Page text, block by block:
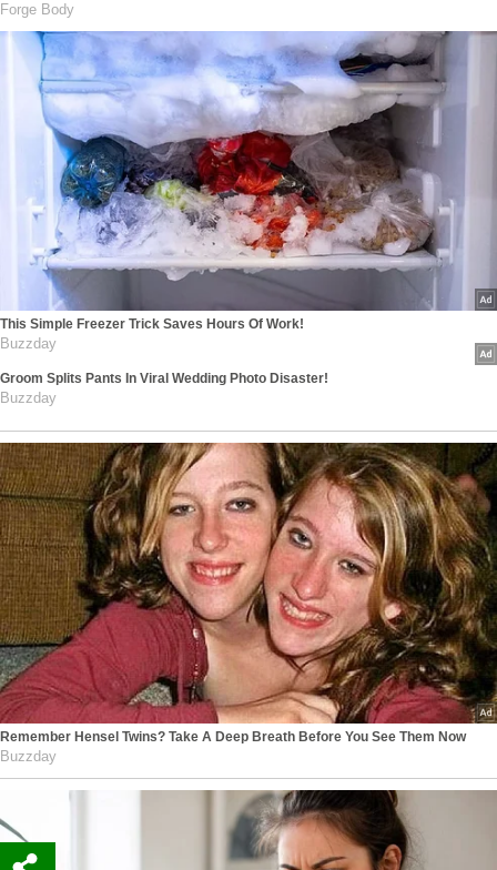
Forge Body
This Simple Freezer Trick Saves Hours Of Work!
Buzzday
Groom Splits Pants In Viral Wedding Photo Disaster!
Buzzday
Remember Hensel Twins? Take A Deep Breath Before You See Them Now
Buzzday